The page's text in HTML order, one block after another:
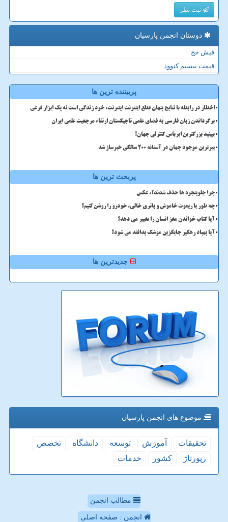
ثبت نظر
دوستان انجمن پارسیان
فیش حج
قیمت بیسیم کنوود
پربیننده ترین ها
اخطار در رابطه با نتایج پنهان قطع اینترنت اینترنت، خود زندگی است نه یک ابزار فرعی
برگرداندن زبان فارسی به فضای علمی تاجیکستان ارتقاء مرجعیت علمی ایران
ببینید بزرگترین ایرباس کنترلی جهان!
پیرترین موجود جهان در آستانه ۲۰۰ سالگی خبرساز شد
پربحث ترین ها
چرا جلوپنجره ها حذف شدند؟، عکس
چه طور با ریموت خاموش و باتری خالی، خودرو را روشن کنیم؟
آیا کتاب خواندن مغز انسان را تغییر می دهد؟
آیا پهپاد رهگیر جایگزین موشک پدافند می شود؟
جدیدترین ها
موضوع های انجمن پارسیان
تحقیقات آموزش توسعه دانشگاه
تخصص
رپورتاژ
كشور خدمات
مطالب انجمن
انجمن : صفحه اصلی